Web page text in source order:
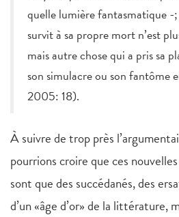
quelle lumière fantasmatique
survit à sa propre mort n’est
mais autre chose qui a pris sa
son simulacre ou son fantôme
2005: 18).
À suivre de trop près
pourrions croire que ces
sont que des succédanés, des
d’un «âge d’or» de la littérature,